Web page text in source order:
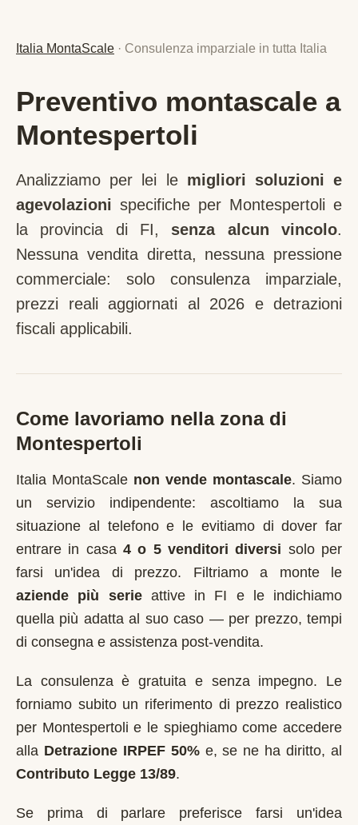
Italia MontaScale · Consulenza imparziale in tutta Italia
Preventivo montascale a
Montespertoli
Analizziamo per lei le migliori soluzioni e
agevolazioni specifiche per Montespertoli e
la provincia di FI, senza alcun vincolo.
Nessuna vendita diretta, nessuna pressione
commerciale: solo consulenza imparziale,
prezzi reali aggiornati al 2026 e detrazioni
fiscali applicabili.
Come lavoriamo nella zona di
Montespertoli
Italia MontaScale non vende montascale. Siamo
un servizio indipendente: ascoltiamo la sua
situazione al telefono e le evitiamo di dover far
entrare in casa 4 o 5 venditori diversi solo per
farsi un'idea di prezzo. Filtriamo a monte le
aziende più serieattive in FI e le indichiamo
quella più adatta al suo caso — per prezzo, tempi
di consegna e assistenza post-vendita.
La consulenza è gratuita e senza impegno. Le
forniamo subito un riferimento di prezzo realistico
per Montespertoli e le spieghiamo come accedere
alla Detrazione IRPEF 50%e, se ne ha diritto, al
Contributo Legge 13/89.
Se prima di parlare preferisce farsi un'idea